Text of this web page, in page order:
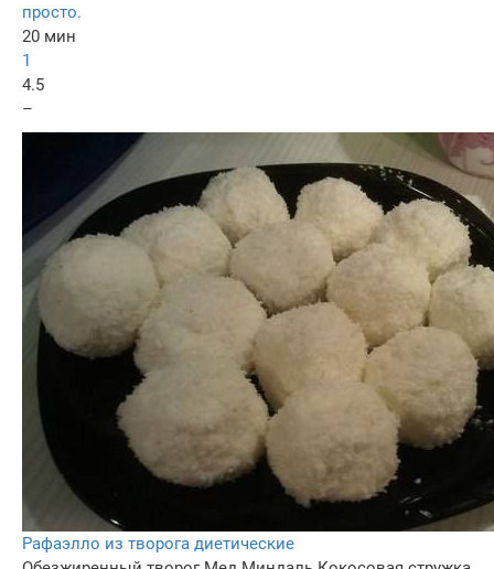
просто.
20 мин
1
4.5
–
Рафаэлло из творога диетические